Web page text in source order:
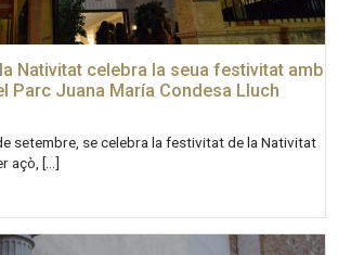
Nativitat celebra la seua festivitat amb
Parc Juana María Condesa Lluch
setembre, se celebra la festivitat de la Nativitat
açò, […]